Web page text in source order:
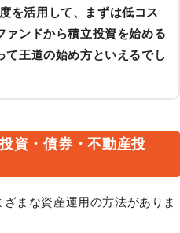
を活用して、まずは低コス
ァンドから積立投資を始める
て王道の始め方といえるでし
資・債券・不動産投
まな資産運用の方法がありま